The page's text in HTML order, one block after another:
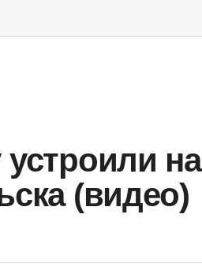
на
(видео)